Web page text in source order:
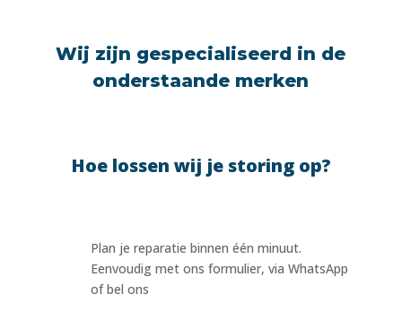
Wij zijn gespecialiseerd in de
onderstaande merken
Hoe lossen wij je storing op?
Plan je reparatie binnen één minuut.
Eenvoudig met ons formulier, via WhatsApp
of bel ons